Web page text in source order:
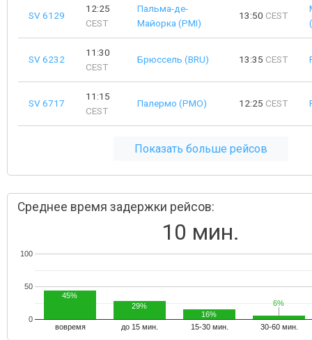
SV 6129
12:25
CEST
Пальма-де-
Майорка (PMI)
13:50 CEST
SV 6232
11:30
CEST
Брюссель (BRU) 13:35 CEST
SV 6717
11:15
CEST
Палермо (PMO) 12:25 CEST
Показать больше рейсов
Среднее время задержки рейсов:
10 мин.
вовремя до 15 мин. 15-30 мин. 30-60 мин.
0
50
100
45%
29%
16%
6%
6%